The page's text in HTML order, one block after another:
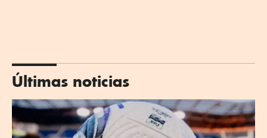
Últimas noticias